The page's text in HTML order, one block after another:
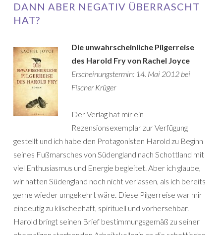
DANN ABER NEGATIV ÜBERRASCHT
HAT?
Die unwahrscheinliche Pilgerreise
des Harold Fry von Rachel Joyce
Erscheinungstermin: 14. Mai 2012 bei
Fischer Krüger
Der Verlag hat mir ein
Rezensionsexemplar zur Verfügung
gestellt und ich habe den Protagonisten Harold zu Beginn
seines Fußmarsches von Südengland nach Schottland mit
viel Enthusiasmus und Energie begleitet. Aber ich glaube,
wir hatten Südengland noch nicht verlassen, als ich bereits
gerne wieder umgekehrt wäre. Diese Pilgerreise war mir
eindeutig zu klischeehaft, spirituell und vorhersehbar.
Harold bringt seinen Brief bestimmungsgemäß zu seiner